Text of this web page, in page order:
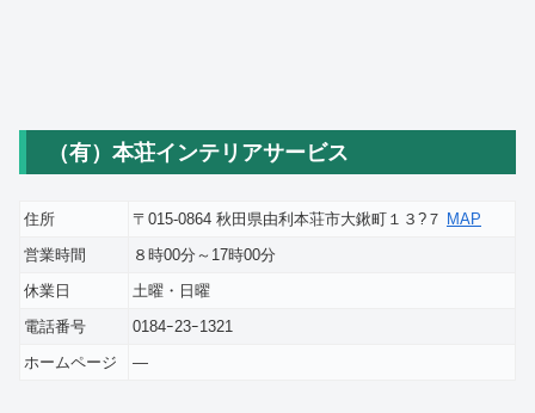
（有）本荘インテリアサービス
住所 〒015-0864 秋田県由利本荘市大鍬町１３?７ MAP
営業時間
８時00分～17時00分
休業日
土曜・日曜
電話番号
0184ｰ23ｰ1321
ホームページ
―